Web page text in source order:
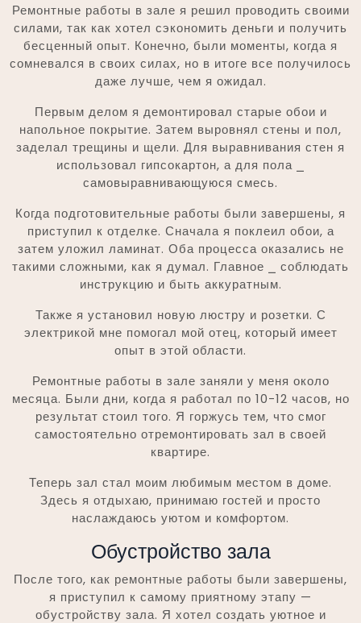
Ремонтные работы в зале я решил проводить своими
силами, так как хотел сэкономить деньги и получить
бесценный опыт. Конечно, были моменты, когда я
сомневался в своих силах, но в итоге все получилось
даже лучше, чем я ожидал.
Первым делом я демонтировал старые обои и
напольное покрытие. Затем выровнял стены и пол,
заделал трещины и щели. Для выравнивания стен я
использовал гипсокартон, а для пола ⎯
самовыравнивающуюся смесь.
Когда подготовительные работы были завершены, я
приступил к отделке. Сначала я поклеил обои, а
затем уложил ламинат. Оба процесса оказались не
такими сложными, как я думал. Главное ⎯ соблюдать
инструкцию и быть аккуратным.
Также я установил новую люстру и розетки. С
электрикой мне помогал мой отец, который имеет
опыт в этой области.
Ремонтные работы в зале заняли у меня около
месяца. Были дни, когда я работал по 10-12 часов, но
результат стоил того. Я горжусь тем, что смог
самостоятельно отремонтировать зал в своей
квартире.
Теперь зал стал моим любимым местом в доме.
Здесь я отдыхаю, принимаю гостей и просто
наслаждаюсь уютом и комфортом.
Обустройство зала
После того, как ремонтные работы были завершены,
я приступил к самому приятному этапу —
обустройству зала. Я хотел создать уютное и